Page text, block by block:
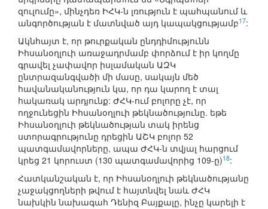
զուլումը», մինչդեռ ԻՀԿ-ն լռություն է պահպանում և
անգործության է մատնված այդ կապակցությամբ17:
Ակնհայտ է, որ թուրքական ընդդիմությունն
Իհսանօղլուի առաջադրմամբ փորձում է իր կողմը
գրավել չափավոր իսլամական ԱԶԿ
ընտրազանգվածի մի մասը, սակայն մեծ
հավանականություն կա, որ դա կարող է տալ
հակառակ արդյունք: ԺՀԿ-ում բոլորը չէ, որ
ողջունեցին Իհսանօղլուի թեկնածությունը. եթե
Իհսանօղլուի թեկնածության տակ իրենց
ստորագրությունը դրեցին ԱՇԿ բոլոր 52
պատգամավորները, ապա ԺՀԿ-ն տվյալ հարցում
կրեց 21 կորուստ (130 պատգամավորից 109-ը)18:
Հատկանշական է, որ Իհսանօղլուի թեկնածությանը
չաջակցողների թվում է հայտնվել նաև ԺՀԿ
նախկին նախագահ Դենիզ Բայքալը, ինչը կարելի է